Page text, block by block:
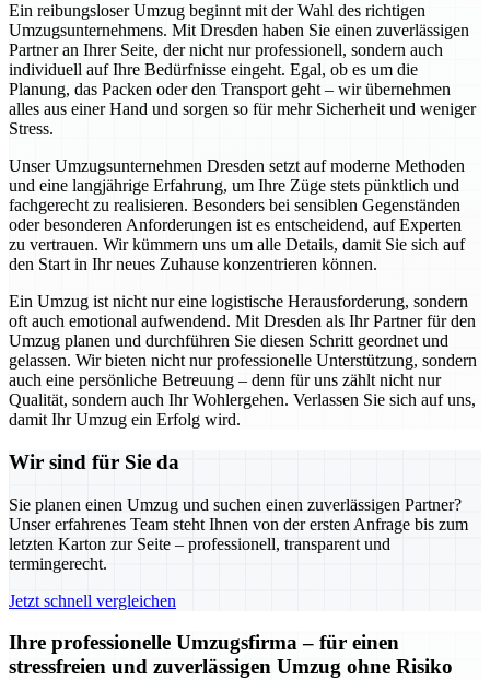
Ein reibungsloser Umzug beginnt mit der Wahl des richtigen
Umzugsunternehmens. Mit Dresden haben Sie einen zuverlässigen
Partner an Ihrer Seite, der nicht nur professionell, sondern auch
individuell auf Ihre Bedürfnisse eingeht. Egal, ob es um die
Planung, das Packen oder den Transport geht – wir übernehmen
alles aus einer Hand und sorgen so für mehr Sicherheit und weniger
Stress.
Unser Umzugsunternehmen Dresden setzt auf moderne Methoden
und eine langjährige Erfahrung, um Ihre Züge stets pünktlich und
fachgerecht zu realisieren. Besonders bei sensiblen Gegenständen
oder besonderen Anforderungen ist es entscheidend, auf Experten
zu vertrauen. Wir kümmern uns um alle Details, damit Sie sich auf
den Start in Ihr neues Zuhause konzentrieren können.
Ein Umzug ist nicht nur eine logistische Herausforderung, sondern
oft auch emotional aufwendend. Mit Dresden als Ihr Partner für den
Umzug planen und durchführen Sie diesen Schritt geordnet und
gelassen. Wir bieten nicht nur professionelle Unterstützung, sondern
auch eine persönliche Betreuung – denn für uns zählt nicht nur
Qualität, sondern auch Ihr Wohlergehen. Verlassen Sie sich auf uns,
damit Ihr Umzug ein Erfolg wird.
Wir sind für Sie da
Sie planen einen Umzug und suchen einen zuverlässigen Partner?
Unser erfahrenes Team steht Ihnen von der ersten Anfrage bis zum
letzten Karton zur Seite – professionell, transparent und
termingerecht.
Jetzt schnell vergleichen
Ihre professionelle Umzugsfirma – für einen
stressfreien und zuverlässigen Umzug ohne Risiko